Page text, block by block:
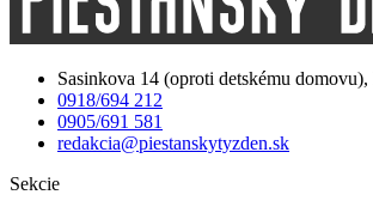
Sasinkova 14 (oproti detskému
0918/694 212
0905/691 581
redakcia@piestanskytyzden.sk
Sekcie